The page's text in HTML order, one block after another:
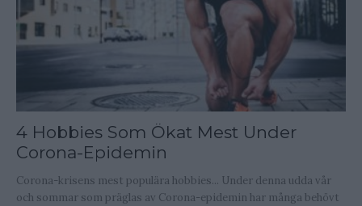
4 Hobbies Som Ökat Mest Under
Corona-Epidemin
Corona-krisens mest populära hobbies... Under denna udda vår
och sommar som präglas av Corona-epidemin har många behövt